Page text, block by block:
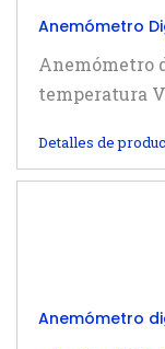
Anemómetro
Anemómetro
temperatura
Detalles de
Anemómetro